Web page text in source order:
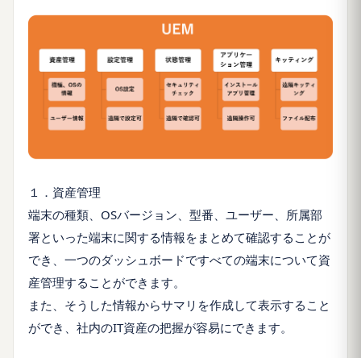
１．資産管理
端末の種類、OSバージョン、型番、ユーザー、所属部
署といった端末に関する情報をまとめて確認することが
でき、一つのダッシュボードですべての端末について資
産管理することができます。
また、そうした情報からサマリを作成して表示すること
ができ、社内のIT資産の把握が容易にできます。